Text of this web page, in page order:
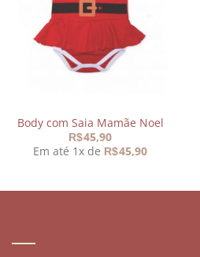
meus
desejos
Body com Saia Mamãe Noel
R$45,90
Em até 1x de R$45,90